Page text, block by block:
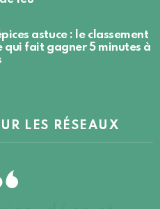
astuce : le classement
qui fait gagner 5 minutes à
LES RÉSEAUX